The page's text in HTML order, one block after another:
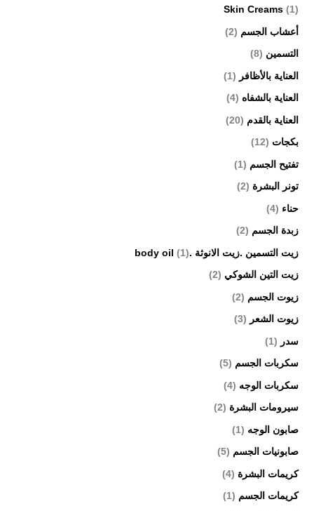
Skin Creams (1)
أعشاب الجسم (2)
التسمين (8)
العناية بالأظافر (1)
العناية بالشفاه (4)
العناية بالقدم (20)
بكجات (12)
تفتيح الجسم (1)
تونر البشرة (2)
حناء (4)
زبدة الجسم (2)
زيت التسمين .زيت الانوثة .body oil(1)
زيت التين الشوكي (2)
زيوت الجسم (2)
زيوت الشعر (3)
سدر (1)
سكربات الجسم (5)
سكربات الوجه (4)
سيرومات البشرة (2)
صابون الوجه (1)
صابونيات الجسم (5)
كريمات البشرة (4)
كريمات الجسم (1)